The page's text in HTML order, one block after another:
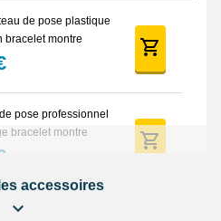
de pose plastique
bracelet montre
pose professionnel
bracelet montre
Montre 12 pièces +
accessoires